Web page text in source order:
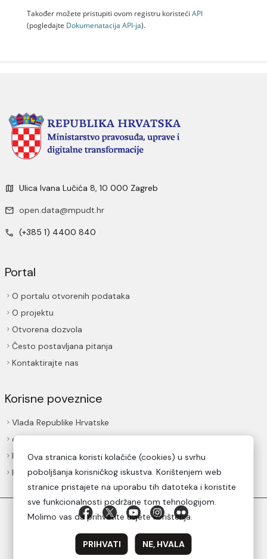
Također možete pristupiti ovom registru koristeći API
(pogledajte Dokumenаtаcijа API-jа).